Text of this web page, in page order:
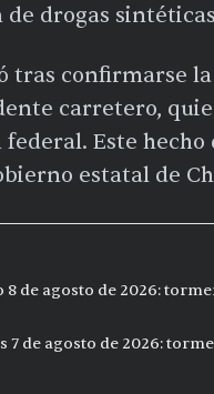
drogas
tras confirmarse
carretero,
Este
estatal de
8 de agosto de 2026:
7 de agosto de 2026: